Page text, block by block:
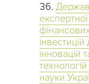
інновацій
технологій
науки